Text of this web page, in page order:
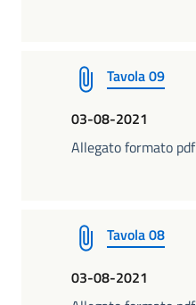
Tavola 09
03-08-2021
Allegato formato pdf
Tavola 08
03-08-2021